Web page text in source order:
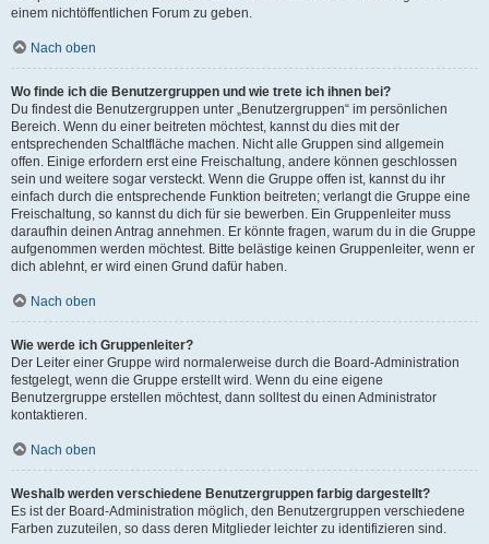
einem nichtöffentlichen Forum zu geben.
Nach oben
Wo finde ich die Benutzergruppen und wie trete ich ihnen bei?
Du findest die Benutzergruppen unter „Benutzergruppen“ im persönlichen
Bereich. Wenn du einer beitreten möchtest, kannst du dies mit der
entsprechenden Schaltfläche machen. Nicht alle Gruppen sind allgemein
offen. Einige erfordern erst eine Freischaltung, andere können geschlossen
sein und weitere sogar versteckt. Wenn die Gruppe offen ist, kannst du ihr
einfach durch die entsprechende Funktion beitreten; verlangt die Gruppe eine
Freischaltung, so kannst du dich für sie bewerben. Ein Gruppenleiter muss
daraufhin deinen Antrag annehmen. Er könnte fragen, warum du in die Gruppe
aufgenommen werden möchtest. Bitte belästige keinen Gruppenleiter, wenn er
dich ablehnt, er wird einen Grund dafür haben.
Nach oben
Wie werde ich Gruppenleiter?
Der Leiter einer Gruppe wird normalerweise durch die Board-Administration
festgelegt, wenn die Gruppe erstellt wird. Wenn du eine eigene
Benutzergruppe erstellen möchtest, dann solltest du einen Administrator
kontaktieren.
Nach oben
Weshalb werden verschiedene Benutzergruppen farbig dargestellt?
Es ist der Board-Administration möglich, den Benutzergruppen verschiedene
Farben zuzuteilen, so dass deren Mitglieder leichter zu identifizieren sind.